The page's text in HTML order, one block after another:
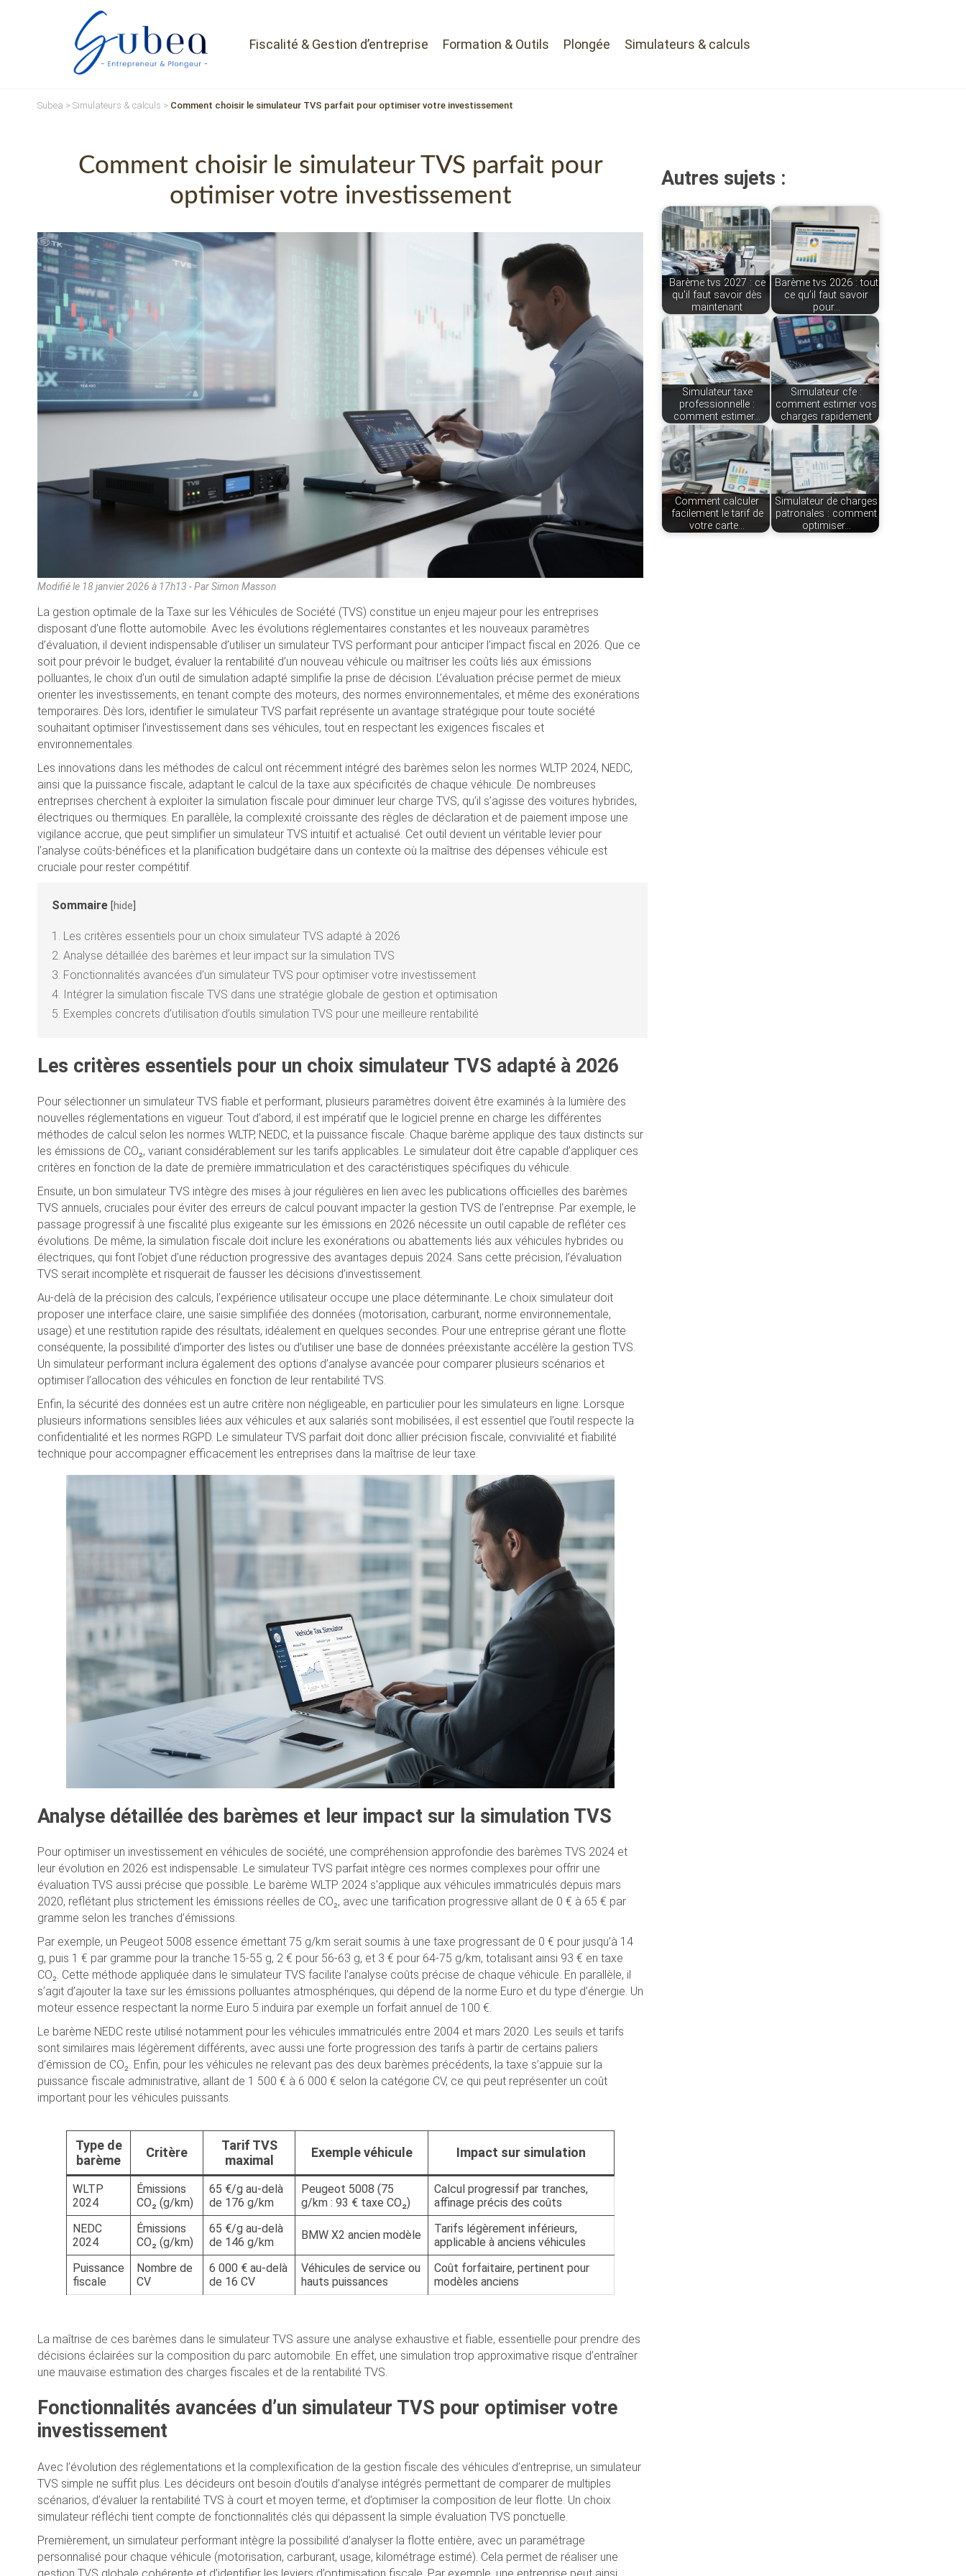
Fiscalité & Gestion d’entreprise Formation & Outils Plongée Simulateurs & calculs
Subea > Simulateurs & calculs > Comment choisir le simulateur TVS parfait pour optimiser votre investissement
Comment choisir le simulateur TVS parfait pour
optimiser votre investissement
Modifié le 18 janvier 2026 à 17h13 - Par Simon Masson
La gestion optimale de la Taxe sur les Véhicules de Société (TVS) constitue un enjeu majeur pour les entreprises
disposant d’une flotte automobile. Avec les évolutions réglementaires constantes et les nouveaux paramètres
d’évaluation, il devient indispensable d’utiliser un simulateur TVS performant pour anticiper l’impact fiscal en 2026. Que ce
soit pour prévoir le budget, évaluer la rentabilité d’un nouveau véhicule ou maîtriser les coûts liés aux émissions
polluantes, le choix d’un outil de simulation adapté simplifie la prise de décision. L’évaluation précise permet de mieux
orienter les investissements, en tenant compte des moteurs, des normes environnementales, et même des exonérations
temporaires. Dès lors, identifier le simulateur TVS parfait représente un avantage stratégique pour toute société
souhaitant optimiser l’investissement dans ses véhicules, tout en respectant les exigences fiscales et
environnementales.
Les innovations dans les méthodes de calcul ont récemment intégré des barèmes selon les normes WLTP 2024, NEDC,
ainsi que la puissance fiscale, adaptant le calcul de la taxe aux spécificités de chaque véhicule. De nombreuses
entreprises cherchent à exploiter la simulation fiscale pour diminuer leur charge TVS, qu’il s’agisse des voitures hybrides,
électriques ou thermiques. En parallèle, la complexité croissante des règles de déclaration et de paiement impose une
vigilance accrue, que peut simplifier un simulateur TVS intuitif et actualisé. Cet outil devient un véritable levier pour
l’analyse coûts-bénéfices et la planification budgétaire dans un contexte où la maîtrise des dépenses véhicule est
cruciale pour rester compétitif.
Sommaire hide
1. Les critères essentiels pour un choix simulateur TVS adapté à 2026
2. Analyse détaillée des barèmes et leur impact sur la simulation TVS
3. Fonctionnalités avancées d’un simulateur TVS pour optimiser votre investissement
4. Intégrer la simulation fiscale TVS dans une stratégie globale de gestion et optimisation
5. Exemples concrets d’utilisation d’outils simulation TVS pour une meilleure rentabilité
Les critères essentiels pour un choix simulateur TVS adapté à 2026
Pour sélectionner un simulateur TVS fiable et performant, plusieurs paramètres doivent être examinés à la lumière des
nouvelles réglementations en vigueur. Tout d’abord, il est impératif que le logiciel prenne en charge les différentes
méthodes de calcul selon les normes WLTP, NEDC, et la puissance fiscale. Chaque barème applique des taux distincts sur
les émissions de CO₂, variant considérablement sur les tarifs applicables. Le simulateur doit être capable d’appliquer ces
critères en fonction de la date de première immatriculation et des caractéristiques spécifiques du véhicule.
Ensuite, un bon simulateur TVS intègre des mises à jour régulières en lien avec les publications officielles des barèmes
TVS annuels, cruciales pour éviter des erreurs de calcul pouvant impacter la gestion TVS de l’entreprise. Par exemple, le
passage progressif à une fiscalité plus exigeante sur les émissions en 2026 nécessite un outil capable de refléter ces
évolutions. De même, la simulation fiscale doit inclure les exonérations ou abattements liés aux véhicules hybrides ou
électriques, qui font l’objet d’une réduction progressive des avantages depuis 2024. Sans cette précision, l’évaluation
TVS serait incomplète et risquerait de fausser les décisions d’investissement.
Au-delà de la précision des calculs, l’expérience utilisateur occupe une place déterminante. Le choix simulateur doit
proposer une interface claire, une saisie simplifiée des données (motorisation, carburant, norme environnementale,
usage) et une restitution rapide des résultats, idéalement en quelques secondes. Pour une entreprise gérant une flotte
conséquente, la possibilité d’importer des listes ou d’utiliser une base de données préexistante accélère la gestion TVS.
Un simulateur performant inclura également des options d’analyse avancée pour comparer plusieurs scénarios et
optimiser l’allocation des véhicules en fonction de leur rentabilité TVS.
Enfin, la sécurité des données est un autre critère non négligeable, en particulier pour les simulateurs en ligne. Lorsque
plusieurs informations sensibles liées aux véhicules et aux salariés sont mobilisées, il est essentiel que l’outil respecte la
confidentialité et les normes RGPD. Le simulateur TVS parfait doit donc allier précision fiscale, convivialité et fiabilité
technique pour accompagner efficacement les entreprises dans la maîtrise de leur taxe.
Analyse détaillée des barèmes et leur impact sur la simulation TVS
Pour optimiser un investissement en véhicules de société, une compréhension approfondie des barèmes TVS 2024 et
leur évolution en 2026 est indispensable. Le simulateur TVS parfait intègre ces normes complexes pour offrir une
évaluation TVS aussi précise que possible. Le barème WLTP 2024 s’applique aux véhicules immatriculés depuis mars
2020, reflétant plus strictement les émissions réelles de CO₂, avec une tarification progressive allant de 0 € à 65 € par
gramme selon les tranches d’émissions.
Par exemple, un Peugeot 5008 essence émettant 75 g/km serait soumis à une taxe progressant de 0 € pour jusqu’à 14
g, puis 1 € par gramme pour la tranche 15-55 g, 2 € pour 56-63 g, et 3 € pour 64-75 g/km, totalisant ainsi 93 € en taxe
CO₂. Cette méthode appliquée dans le simulateur TVS facilite l’analyse coûts précise de chaque véhicule. En parallèle, il
s’agit d’ajouter la taxe sur les émissions polluantes atmosphériques, qui dépend de la norme Euro et du type d’énergie. Un
moteur essence respectant la norme Euro 5 induira par exemple un forfait annuel de 100 €.
Le barème NEDC reste utilisé notamment pour les véhicules immatriculés entre 2004 et mars 2020. Les seuils et tarifs
sont similaires mais légèrement différents, avec aussi une forte progression des tarifs à partir de certains paliers
d’émission de CO₂. Enfin, pour les véhicules ne relevant pas des deux barèmes précédents, la taxe s’appuie sur la
puissance fiscale administrative, allant de 1 500 € à 6 000 € selon la catégorie CV, ce qui peut représenter un coût
important pour les véhicules puissants.
Type de
barème
Critère
Tarif TVS
maximal
Exemple véhicule Impact sur simulation
WLTP
2024
Émissions
CO₂ (g/km)
65 €/g au-delà
de 176 g/km
Peugeot 5008 (75
g/km : 93 € taxe CO₂)
Calcul progressif par tranches,
affinage précis des coûts
NEDC
2024
Émissions
CO₂ (g/km)
65 €/g au-delà
de 146 g/km
BMW X2 ancien modèle
Tarifs légèrement inférieurs,
applicable à anciens véhicules
Puissance
fiscale
Nombre de
CV
6 000 € au-delà
de 16 CV
Véhicules de service ou
hauts puissances
Coût forfaitaire, pertinent pour
modèles anciens
La maîtrise de ces barèmes dans le simulateur TVS assure une analyse exhaustive et fiable, essentielle pour prendre des
décisions éclairées sur la composition du parc automobile. En effet, une simulation trop approximative risque d’entraîner
une mauvaise estimation des charges fiscales et de la rentabilité TVS.
Fonctionnalités avancées d’un simulateur TVS pour optimiser votre
investissement
Avec l’évolution des réglementations et la complexification de la gestion fiscale des véhicules d’entreprise, un simulateur
TVS simple ne suffit plus. Les décideurs ont besoin d’outils d’analyse intégrés permettant de comparer de multiples
scénarios, d’évaluer la rentabilité TVS à court et moyen terme, et d’optimiser la composition de leur flotte. Un choix
simulateur réfléchi tient compte de fonctionnalités clés qui dépassent la simple évaluation TVS ponctuelle.
Premièrement, un simulateur performant intègre la possibilité d’analyser la flotte entière, avec un paramétrage
personnalisé pour chaque véhicule (motorisation, carburant, usage, kilométrage estimé). Cela permet de réaliser une
Autres sujets :
Barème tvs 2027 : ce
qu'il faut savoir dès
maintenant
Barème tvs 2026 : tout
ce qu’il faut savoir
pour…
Simulateur taxe
professionnelle :
comment estimer…
Simulateur cfe :
comment estimer vos
charges rapidement
Comment calculer
facilement le tarif de
votre carte…
Simulateur de charges
patronales : comment
optimiser…